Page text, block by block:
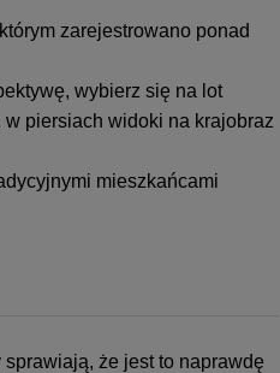
zarejestrowano ponad
wybierz się na lot
piersiach widoki na krajobraz
mieszkańcami
że jest to naprawdę